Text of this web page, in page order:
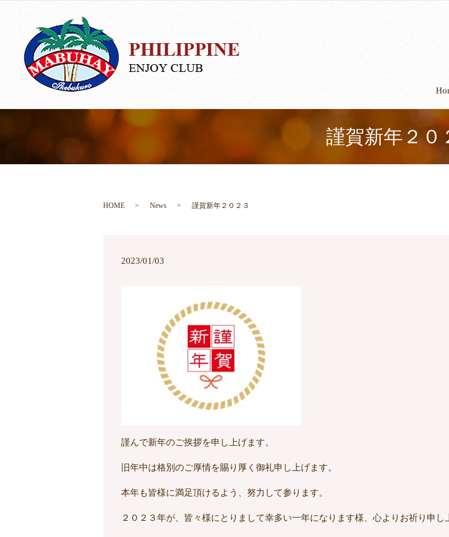
謹賀新年２０
HOME News 謹賀新年２０２３
2023/01/03
謹んで新年のご挨拶を申し上げます。
旧年中は格別のご厚情を賜り厚く御礼申し上げます。
本年も皆様に満足頂けるよう、努力して参ります。
２０２３年が、皆々様にとりまして幸多い一年になります様、心よりお祈り申し